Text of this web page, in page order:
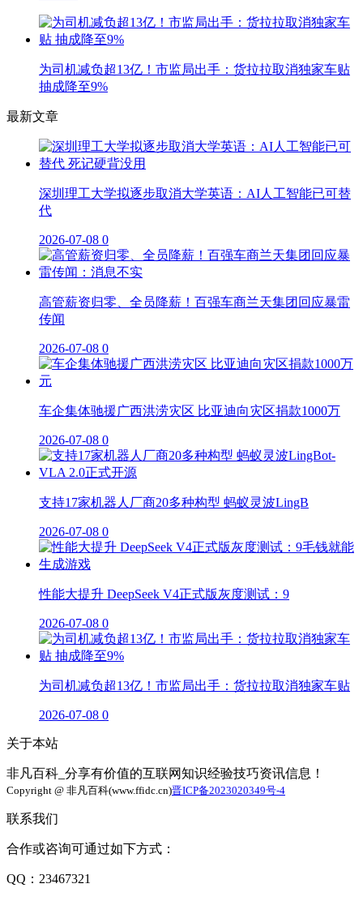
为司机减负超13亿！市监局出手：货拉拉取消独家车贴
抽成降至9%
最新文章
深圳理工大学拟逐步取消大学英语：AI人工智能已可替
代
2026-07-08 0
高管薪资归零、全员降薪！百强车商兰天集团回应暴雷
传闻
2026-07-08 0
车企集体驰援广西洪涝灾区 比亚迪向灾区捐款1000万
2026-07-08 0
支持17家机器人厂商20多种构型 蚂蚁灵波LingB
2026-07-08 0
性能大提升 DeepSeek V4正式版灰度测试：9
2026-07-08 0
为司机减负超13亿！市监局出手：货拉拉取消独家车贴
2026-07-08 0
关于本站
非凡百科_分享有价值的互联网知识经验技巧资讯信息！
Copyright @ 非凡百科(www.ffidc.cn)晋ICP备2023020349号-4
联系我们
合作或咨询可通过如下方式：
QQ：23467321